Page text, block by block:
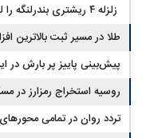
زلزله ۴ ریشتری بندرلنگه را لرزاند
طلا در مسیر ثبت بالاترین
پیش‌بینی پاییز پر بارش در
روسیه استخراج رمزارز در مسکو را تا
تردد روان در تمامی